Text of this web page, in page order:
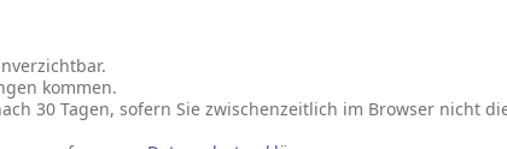
kommen.
30 Tagen, sofern Sie zwischenzeitlich im Browser nicht